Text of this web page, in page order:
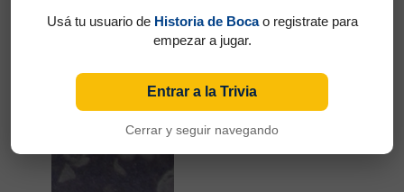
Usá tu usuario de Historia de Bocao registrate para
empezar a jugar.
Entrar a la Trivia
Cerrar y seguir navegando